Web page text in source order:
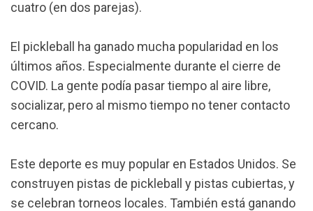
cuatro (en dos parejas).
El pickleball ha ganado mucha popularidad en los
últimos años. Especialmente durante el cierre de
COVID. La gente podía pasar tiempo al aire libre,
socializar, pero al mismo tiempo no tener contacto
cercano.
Este deporte es muy popular en Estados Unidos. Se
construyen pistas de pickleball y pistas cubiertas, y
se celebran torneos locales. También está ganando